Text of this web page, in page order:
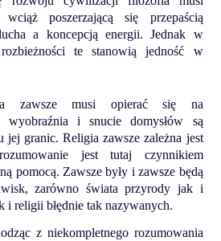
poszerzającą się przepaścią
a koncepcją energii. Jednak w
te stanowią jedność w
zawsze musi opierać się na
wyobraźnia i snucie domysłów są
jej granic. Religia zawsze zależna jest
jest tutaj czynnikiem
pomocą. Zawsze były i zawsze będą
zarówno świata przyrody jak i
i religii błędnie tak nazywanych.
z niekompletnego rozumowania